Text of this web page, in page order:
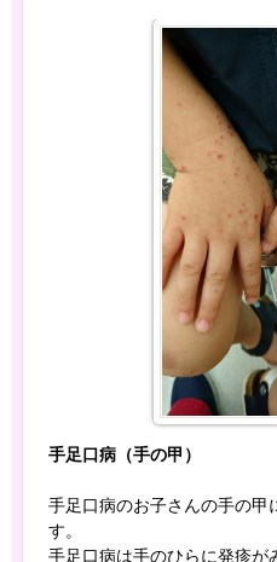
手足口病（手の甲）
手足口病のお子さんの手の甲
す。
手足口病は手のひらに発疹が